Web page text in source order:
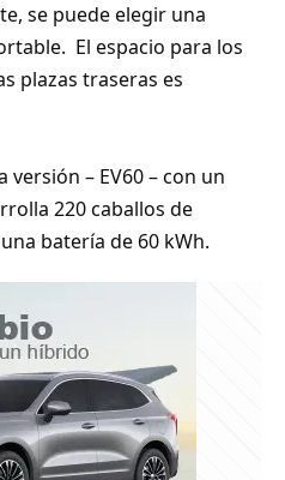
se puede elegir una
El espacio para los
plazas traseras es
versión – EV60 – con un
220 caballos de
batería de 60 kWh.